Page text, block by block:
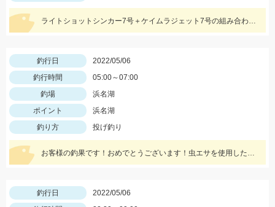
ライトショットシンカー7号＋ケイムラジェット7号の組み合わせです。ちょい投げで20㎝クラスが釣れています♬
釣行日
2022/05/06
釣行時間
05:00～07:00
釣場
浜名湖
ポイント
浜名湖
釣り方
投げ釣り
お客様の釣果です！おめでとうございます！虫エサを使用したぶっこみ釣りにて。
釣行日
2022/05/06